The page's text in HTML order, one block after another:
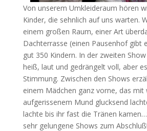
Von unserem Umkleideraum hören
Kinder, die sehnlich auf uns warten.
einem großen Raum, einer Art
Dachterrasse (einen Pausenhof gibt
gut 350 Kindern. In der zweiten
heiß, laut und gedrängelt voll, aber
Stimmung. Zwischen den Shows
einem Mädchen ganz vorne, das mit
aufgerissenem Mund glucksend
lachte bis ihr fast die Tränen
sehr gelungene Shows zum Abschluß!